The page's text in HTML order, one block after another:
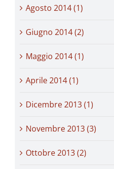
Agosto 2014 (1)
Giugno 2014 (2)
Maggio 2014 (1)
Aprile 2014 (1)
Dicembre 2013 (1)
Novembre 2013 (3)
Ottobre 2013 (2)